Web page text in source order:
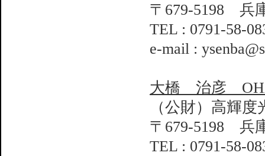
〒679-5198 兵
TEL : 0791-58-
e-mail :
大橋 治彦
（公財）高輝
〒679-5198 兵
TEL : 0791-58-